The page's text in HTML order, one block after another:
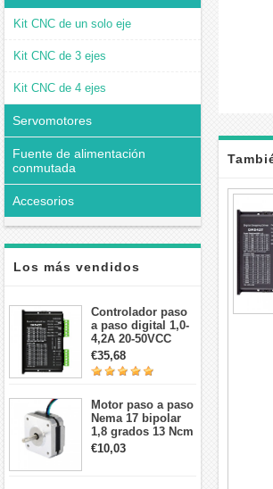
Kit CNC de un solo eje
Kit CNC de 3 ejes
Kit CNC de 4 ejes
Servomotores
Fuente de alimentación
conmutada
Accesorios
Los más vendidos
Controlador paso
a paso digital 1,0-
4,2A 20-50VCC
para motor paso a
paso Nema 17, 23,
24
€35,68
Motor paso a paso
Nema 17 bipolar
1,8 grados 13 Ncm
1A 3,5 V
42x42x20mm 4
€10,03